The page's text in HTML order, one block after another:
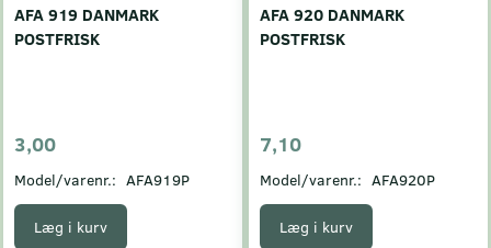
AFA 919 DANMARK
POSTFRISK
3,00
Model/varenr.: AFA919P
Læg i kurv
AFA 920 DANMARK
POSTFRISK
7,10
Model/varenr.: AFA920P
Læg i kurv